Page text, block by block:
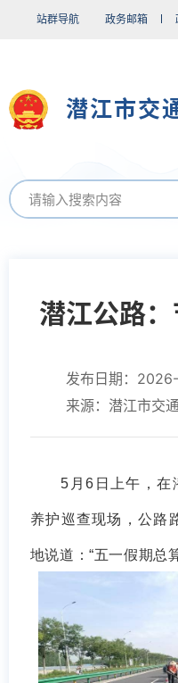
站群导航 政务邮箱
潜江市交
潜江公路
发布日期：
来源：潜江市交
5月6日上午，在
养护巡查现场，公路
地说道：“五一假期总